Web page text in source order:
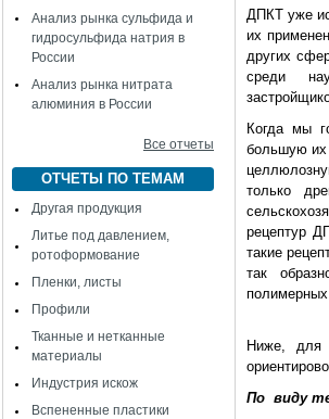
Анализ рынка сульфида и
гидросульфида натрия в
России
Анализ рынка нитрата
алюминия в России
Все отчеты
ОТЧЕТЫ ПО ТЕМАМ
Другая продукция
Литье под давлением,
ротоформование
Пленки, листы
Профили
Тканные и нетканные
материалы
Индустрия искож
Вспененные пластики
ДПКТ уже
их
других
среди
Когда мы
большую их
только
рецептур
такие
так
Ниже,
По виду